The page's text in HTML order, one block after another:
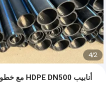
2
/
4
أنابيب HDPE DN500 مع خطوط بيضاء وأزرق للجرافة